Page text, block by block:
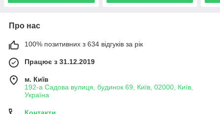
Про нас
100% позитивних з 634 відгуків за рік
Працює з 31.12.2019
м. Київ
192-а Садова вулиця, будинок 69, Київ, 02000, Київ,
Україна